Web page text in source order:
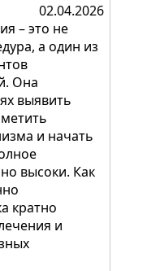
02.04.2026
– это не
а один из
Она
выявить
и начать
высоки. Как
кратно
и